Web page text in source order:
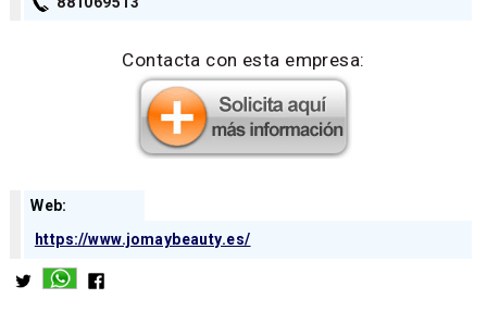
Contacta con esta empresa:
Web:
https://www.jomaybeauty.es/